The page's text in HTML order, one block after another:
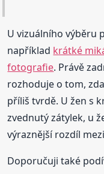
U vizuálního výběru
například krátké
fotografie. Právě
rozhoduje o tom,
příliš tvrdě. U žen s
zvednutý zátylek, u
výraznější rozdíl
Doporučuji také